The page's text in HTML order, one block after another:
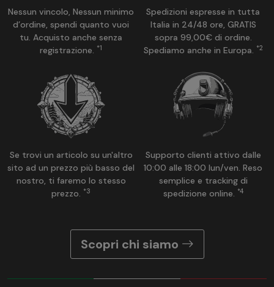
Nessun vincolo, Nessun minimo
d’ordine, spendi quanto vuoi
tu. Acquisto anche senza
registrazione. *1
Spedizioni espresse in tutta
Italia in 24/48 ore, GRATIS
sopra 99,00€ di ordine.
Spediamo anche in Europa. *2
Se trovi un articolo su un'altro
sito ad un prezzo più basso del
nostro, ti faremo lo stesso
prezzo. *3
Supporto clienti attivo dalle
10:00 alle 18:00 lun/ven. Reso
semplice e tracking di
spedizione online. *4
Scopri chi siamo